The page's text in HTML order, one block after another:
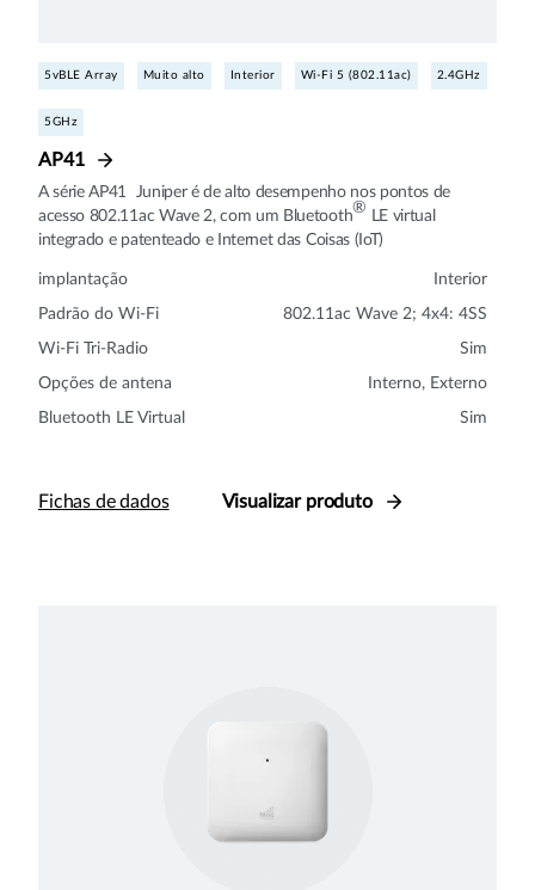
5vBLE Array Muito alto Interior Wi-Fi 5 (802.11ac) 2.4GHz
5GHz
AP41
A série AP41 Juniper é de alto desempenho nos pontos de
acesso 802.11ac Wave 2, com um Bluetooth® LE virtual
integrado e patenteado e Internet das Coisas (IoT)
implantação Interior
Padrão do Wi-Fi 802.11ac Wave 2; 4x4: 4SS
Wi-Fi Tri-Radio Sim
Opções de antena Interno, Externo
Bluetooth LE Virtual Sim
Fichas de dados Visualizar produto